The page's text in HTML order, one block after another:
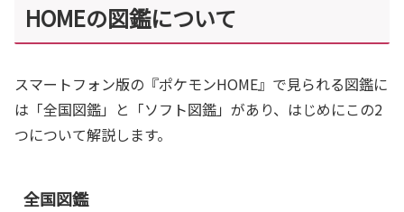
HOMEの図鑑について
スマートフォン版の『ポケモンHOME』で見られる図鑑に
は「全国図鑑」と「ソフト図鑑」があり、はじめにこの2
つについて解説します。
全国図鑑